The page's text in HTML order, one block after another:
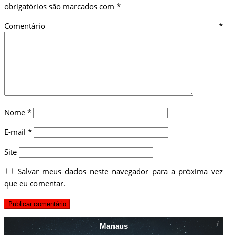
obrigatórios são marcados com *
Comentário *
Nome *
E-mail *
Site
Salvar meus dados neste navegador para a próxima vez
que eu comentar.
Manaus